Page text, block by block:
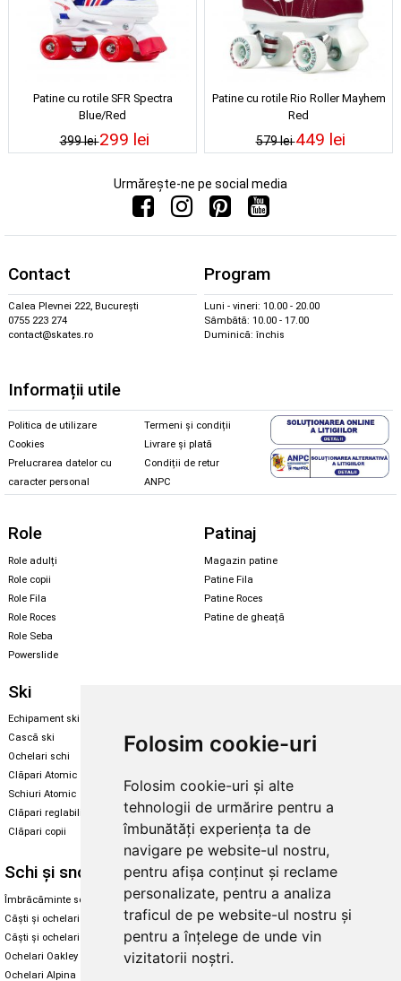
Folosim cookie-uri
Folosim cookie-uri și alte
tehnologii de urmărire pentru a
îmbunătăți experiența ta de
navigare pe website-ul nostru,
pentru afișa conținut și reclame
personalizate, pentru a analiza
traficul de pe website-ul nostru și
pentru a înțelege de unde vin
vizitatorii noștri.
Patine cu rotile SFR Spectra
Blue/Red
399 lei299 lei
Patine cu rotile Rio Roller Mayhem
Red
579 lei449 lei
Urmărește-ne pe social media
Contact
Calea Plevnei 222, București
0755 223 274
contact@skates.ro
Program
Luni - vineri: 10.00 - 20.00
Sâmbătă: 10.00 - 17.00
Duminică: închis
Informații utile
Politica de utilizare
Cookies
Prelucrarea datelor cu
caracter personal
Termeni și condiții
Livrare și plată
Condiții de retur
ANPC
Role
Role adulți
Role copii
Role Fila
Role Roces
Role Seba
Powerslide
Patinaj
Magazin patine
Patine Fila
Patine Roces
Patine de gheață
Ski
Echipament ski
Cască ski
Ochelari schi
Clăpari Atomic
Schiuri Atomic
Clăpari reglabili
Clăpari copii
Echipament snowboard
Skate & longboard
Santa Cruz
Enuff Skateboards
Schi și snowboard
Îmbrăcăminte schi și snowboard
Căști și ochelari de iarnă
Căști și ochelari Alpina
Ochelari Oakley
Ochelari Alpina
Diverse
Cum aleg rolele
Cum aleg ochelarii
Ochelari de soare Oakley
Ochelari de soare Alpina